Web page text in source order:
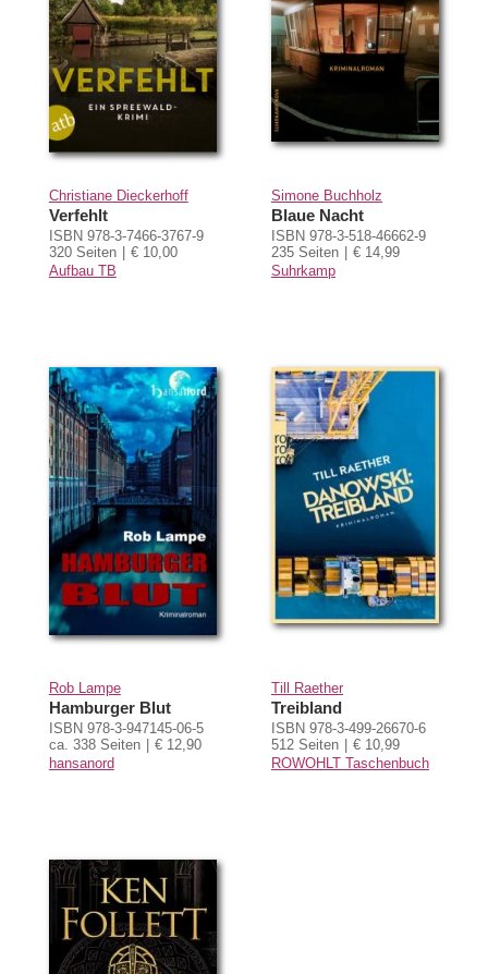
Christiane Dieckerhoff
Verfehlt
ISBN 978-3-7466-3767-9
320 Seiten
€ 10,00
Aufbau TB
Simone Buchholz
Blaue Nacht
ISBN 978-3-518-46662-9
235 Seiten
€ 14,99
Suhrkamp
Rob Lampe
Hamburger Blut
ISBN 978-3-947145-06-5
ca. 338 Seiten
€ 12,90
hansanord
Till Raether
Treibland
ISBN 978-3-499-26670-6
512 Seiten
€ 10,99
ROWOHLT Taschenbuch